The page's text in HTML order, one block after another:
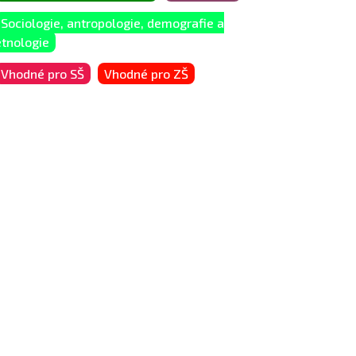
Sociologie, antropologie, demografie a
Vhodné pro SŠ Vhodné pro ZŠ